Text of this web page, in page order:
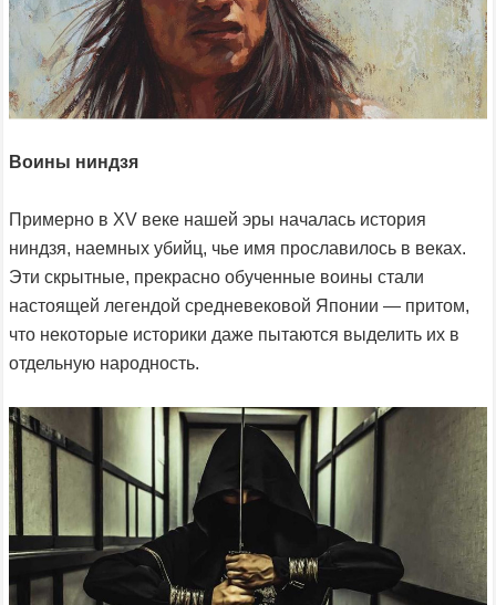
Воины ниндзя
Примерно в XV веке нашей эры началась история
ниндзя, наемных убийц, чье имя прославилось в веках.
Эти скрытные, прекрасно обученные воины стали
настоящей легендой средневековой Японии — притом,
что некоторые историки даже пытаются выделить их в
отдельную народность.